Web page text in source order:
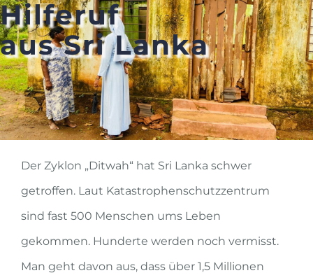
Zum
Inhalt
springen
Hilferuf
aus Sri Lanka
Der Zyklon „Ditwah“ hat Sri Lanka schwer
getroffen. Laut Katastrophenschutzzentrum
sind fast 500 Menschen ums Leben
gekommen. Hunderte werden noch vermisst.
Man geht davon aus, dass über 1,5 Millionen